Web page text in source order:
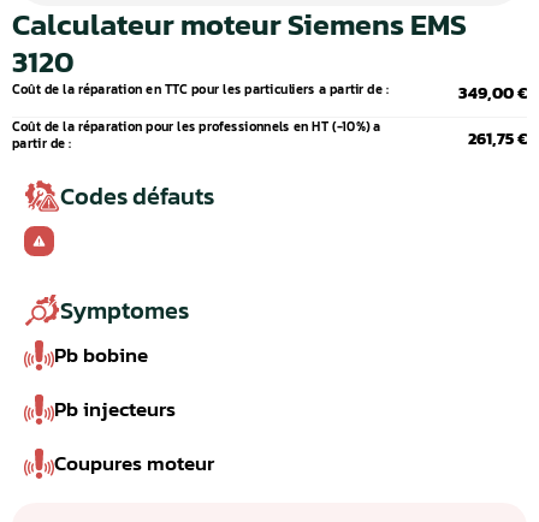
Calculateur moteur Siemens EMS
3120
Coût de la réparation en TTC pour les particuliers a partir de : 349,00 €
Coût de la réparation pour les professionnels en HT (-10%) a
partir de :
261,75 €
Codes défauts
Symptomes
Pb bobine
Pb injecteurs
Coupures moteur